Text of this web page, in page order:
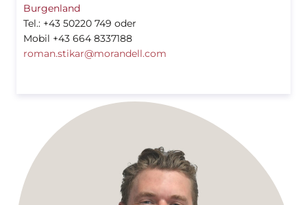
Burgenland
Tel.: +43 50220 749 oder
Mobil +43 664 8337188
roman.stikar@morandell.com